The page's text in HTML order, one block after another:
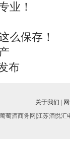
业！
么保存！
布
关于我们
萄酒商务网|江苏酒悦汇